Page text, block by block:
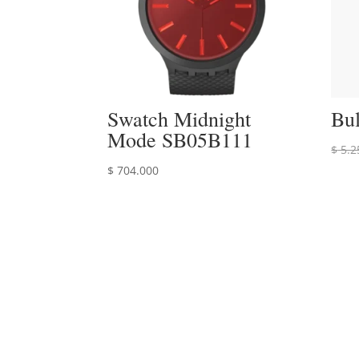
Swatch Midnight
Mode SB05B111
$ 704.000
$